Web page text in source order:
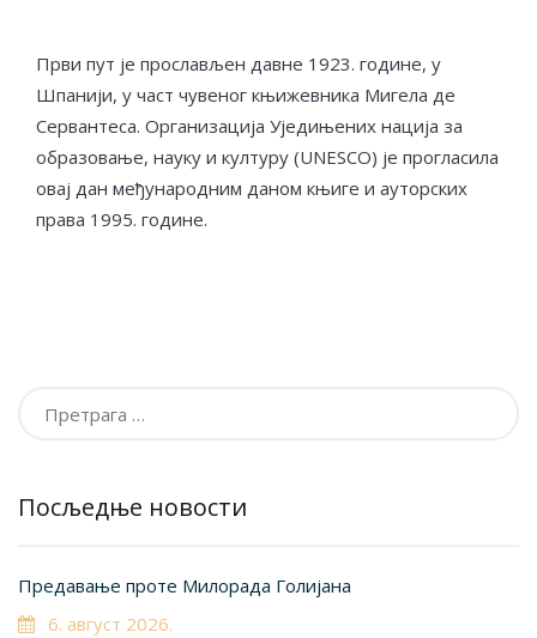
Први пут је прослављен давне 1923. године, у
Шпанији, у част чувеног књижевника Мигела де
Сервантеса. Организација Уједињених нација за
образовање, науку и културу (UNESCO) је прогласила
овај дан међународним даном књиге и ауторских
права 1995. године.
Посљедње новости
Предавање проте Милорада Голијана
6. август 2026.